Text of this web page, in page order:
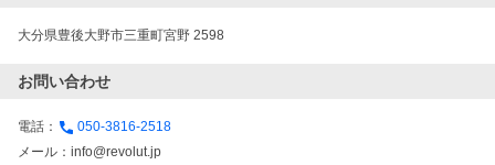
大分県豊後大野市三重町宮野 2598
お問い合わせ
電話：
050-3816-2518
メール： info@revolut.jp